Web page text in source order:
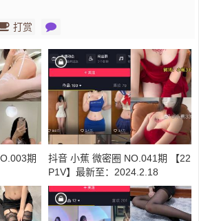
打赏
期
抖音 小蕉 微密圈 NO.041期 【22
P1V】最新至：2024.2.18